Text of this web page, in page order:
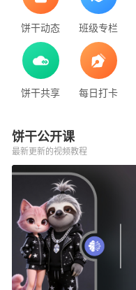
饼干动态 班级专栏
饼干共享 每日打卡
饼干公开课
最新更新的视频教程